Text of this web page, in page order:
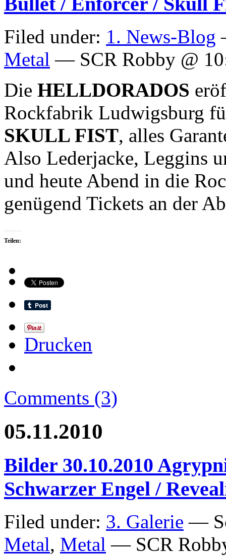
Filed under: 1. News-Blog
Metal — SCR Robby @
Die HELLDORADOS
Rockfabrik Ludwigsburg
SKULL FIST, alles
Also Lederjacke, Leggins
und heute Abend in die
genügend Tickets an der
Teilen:
Drucken
Comments (3)
05.11.2010
Bilder 30.10.2010
Schwarzer Engel /
Filed under: 3. Galerie —
Metal, Metal — SCR